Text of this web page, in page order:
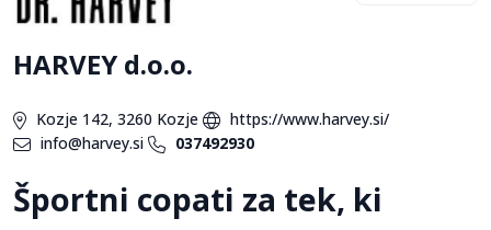
HARVEY d.o.o.
Kozje 142, 3260 Kozje
https://www.harvey.si/
info@harvey.si
037492930
Športni copati za tek, ki